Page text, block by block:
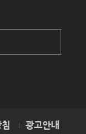
광고안내